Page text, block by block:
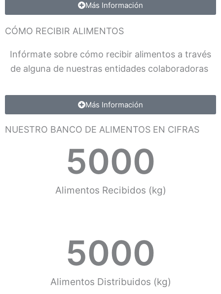
Más Información
CÓMO RECIBIR ALIMENTOS
Infórmate sobre cómo recibir alimentos a través
de alguna de nuestras entidades colaboradoras
Más Información
NUESTRO BANCO DE ALIMENTOS EN CIFRAS
Alimentos Recibidos (kg)
5000
Alimentos Distribuidos (kg)
5000